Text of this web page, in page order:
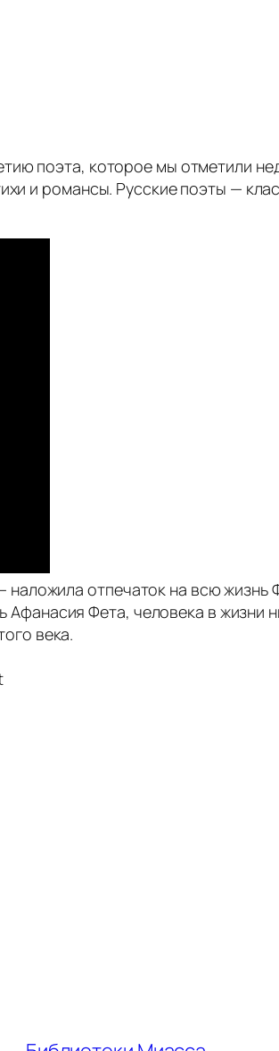
поэта, которое мы отметили
и романсы. Русские поэты —
отпечаток на всю
Фета, человека в жизни
века.